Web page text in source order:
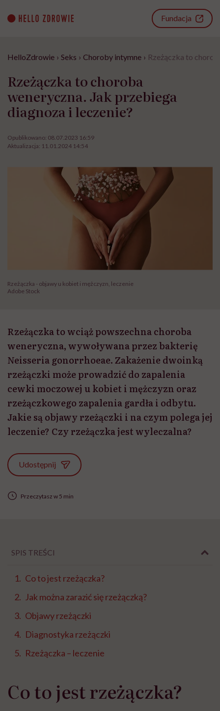
content
Fundacja
HelloZdrowie › Seks › Choroby intymne › Rzeżączka to
Rzeżączka to choroba
weneryczna. Jak przebiega
diagnoza i leczenie?
Opublikowano: 08.07.2023 16:59
Aktualizacja: 11.01.2024 14:54
Rzeżączka - objawy u kobiet i mężczyzn, leczenie
Adobe Stock
Rzeżączka to wciąż powszechna choroba
weneryczna, wywoływana przez bakterię
Neisseria gonorrhoeae. Zakażenie dwoinką
rzeżączki może prowadzić do zapalenia
cewki moczowej u kobiet i mężczyzn oraz
rzeżączkowego zapalenia gardła i odbytu.
Jakie są objawy rzeżączki i na czym polega jej
leczenie? Czy rzeżączka jest wyleczalna?
Udostępnij
Przeczytasz w 5 min
SPIS TREŚCI
Co to jest rzeżączka?
Jak można zarazić się rzeżączką?
Objawy rzeżączki
Diagnostyka rzeżączki
Rzeżączka – leczenie
Co to jest rzeżączka?